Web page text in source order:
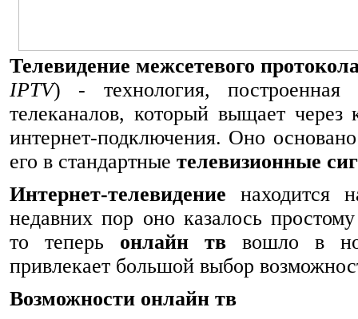
Телевидение межсетевого
IPTV) - технология, построенная
телеканалов, который выщает через
интернет-подключения. Оно
его в стандартные телевизионные
Интернет-телевидение находится
недавних пор оно казалось
то теперь онлайн тв вошло в
привлекает большой выбор
Возможности онлайн тв